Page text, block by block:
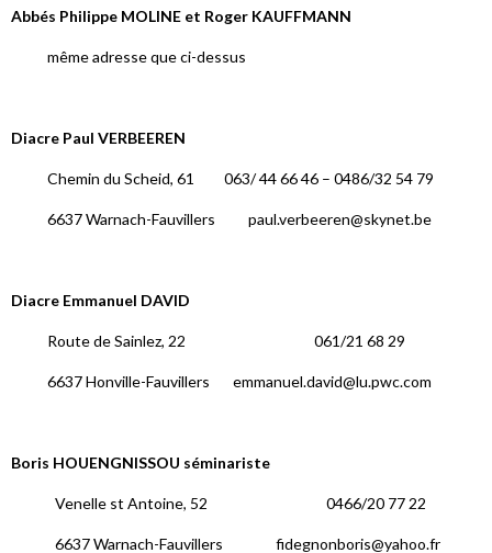
Abbés Philippe MOLINE et Roger KAUFFMANN
même adresse que ci-dessus
Diacre Paul VERBEEREN
Chemin du Scheid, 61 063/ 44 66 46 – 0486/32 54 79
6637 Warnach-Fauvillers paul.verbeeren@skynet.be
Diacre Emmanuel DAVID
Route de Sainlez, 22 061/21 68 29
6637 Honville-Fauvillers emmanuel.david@lu.pwc.com
Boris HOUENGNISSOU séminariste
Venelle st Antoine, 52 0466/20 77 22
6637 Warnach-Fauvillers fidegnonboris@yahoo.fr